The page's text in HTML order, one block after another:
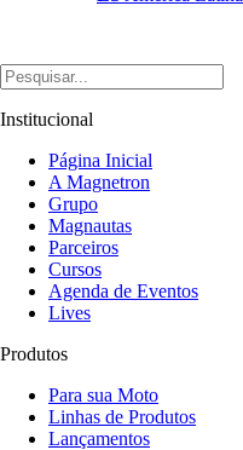
Institucional
Página Inicial
A Magnetron
Grupo
Magnautas
Parceiros
Cursos
Agenda de Eventos
Lives
Produtos
Para sua Moto
Linhas de Produtos
Lançamentos